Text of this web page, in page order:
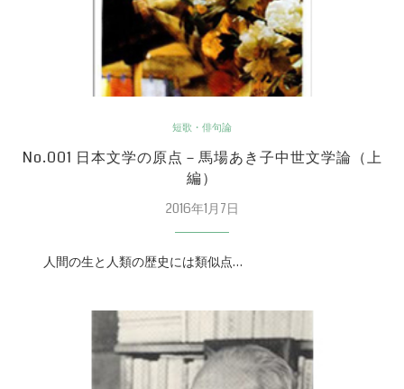
短歌・俳句論
No.001 日本文学の原点－馬場あき子中世文学論（上
編）
2016年1月7日
人間の生と人類の歴史には類似点…